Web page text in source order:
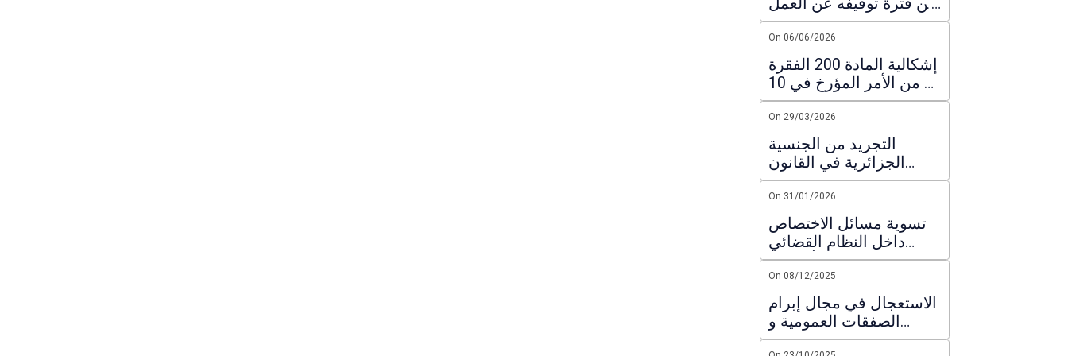
بسبب متابعاته جزائيا :
تعليق على قرار لمجلس
الدولة
On 06/06/2026
إشكالية المادة 200 الفقرة
7 من الأمر المؤرخ في 10
مارس 2021 المتعلق
بنظام الانتخابات و تطبيقها
على المترشحين
On 29/03/2026
التجريد من الجنسية
الجزائرية في القانون
الجديد الصادر في 2026
On 31/01/2026
تسوية مسائل الاختصاص
داخل النظام القضائي
الإداري :ضرورة ملأ الفراغ
التشريعي
On 08/12/2025
الاستعجال في مجال إبرام
الصفقات العمومية و
العقود الإدارية : الاستعجال